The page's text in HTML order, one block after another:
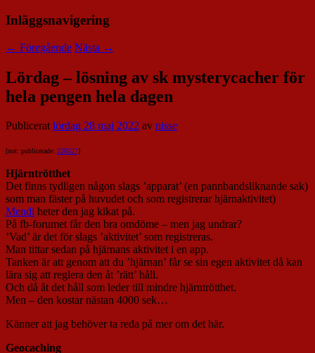
Inläggsnavigering
← Föregående Nästa →
Lördag – lösning av sk mysterycacher för
hela pengen hela dagen
Publiceratlördag 28 maj 2022 av nisse
[not: publicerade: 220527]
Hjärntrötthet
Det finns tydligen någon slags ’apparat’ (en pannbandsliknande sak)
som man fäster på huvudet och som registrerar hjärnaktivitet)
Mendi heter den jag kikat på.
På fb-forumet får den bra omdöme – men jag undrar?
’Vad’ är det för slags ’aktivitet’ som registreras.
Man tittar sedan på hjärnans aktivitet i en app.
Tanken är att genom att du ’hjärnan’ får se sin egen aktivitet då kan
lära sig att reglera den åt ’rätt’ håll.
Och då åt det håll som leder till mindre hjärntrötthet.
Men – den kostar nästan 4000 sek…
Känner att jag behöver ta reda på mer om det här.
Geocaching